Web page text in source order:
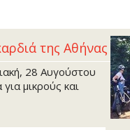
της Αθήνας
28 Αυγούστου
μικρούς και